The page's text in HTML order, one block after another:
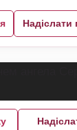
Надіслати